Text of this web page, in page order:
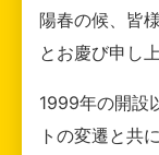
陽春の候、皆
とお慶び申し
1999年の開設
トの変遷と共